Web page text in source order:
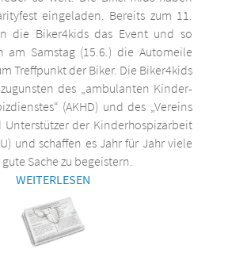
eingeladen. Bereits zum 11.
die Biker4kids das Event und so
am Samstag (15.6.) die Automeile
Treffpunkt der Biker. Die Biker4kids
des „ambulanten Kinder-
(AKHD) und des „Vereins
Unterstützer der Kinderhospizarbeit
und schaffen es Jahr für Jahr viele
Sache zu begeistern.
WEITERLESEN